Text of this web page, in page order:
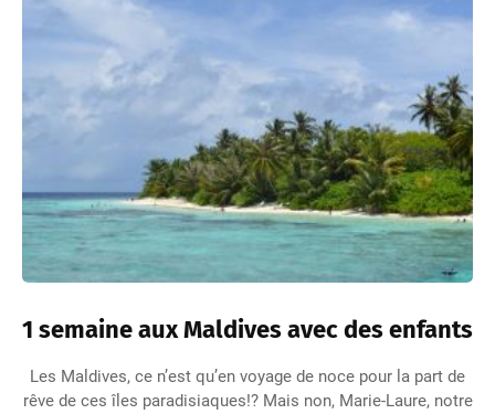
1 semaine aux Maldives avec des enfants
Les Maldives, ce n’est qu’en voyage de noce pour la part de
rêve de ces îles paradisiaques!? Mais non, Marie-Laure, notre